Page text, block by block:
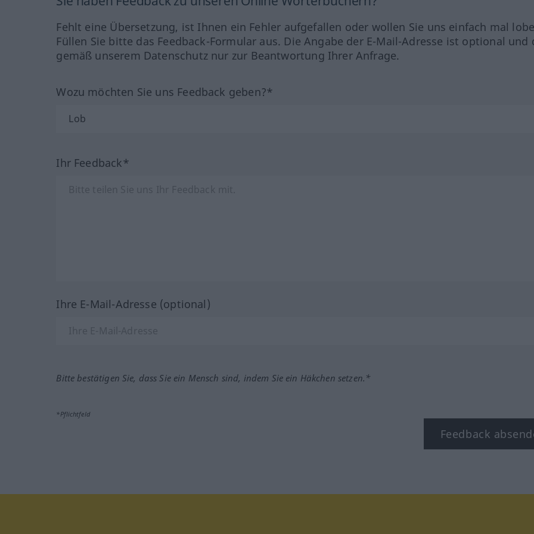
Fehlt eine Übersetzung, ist Ihnen ein Fehler aufgefallen oder wollen Sie uns einfach mal
Füllen Sie bitte das Feedback-Formular aus. Die Angabe der E-Mail-Adresse ist optional und
gemäß unserem Datenschutz nur zur Beantwortung Ihrer Anfrage.
Wozu möchten Sie uns Feedback geben?*
Ihr Feedback*
Ihre E-Mail-Adresse (optional)
Bitte bestätigen Sie, dass Sie ein Mensch sind, indem Sie ein Häkchen setzen.*
*Pflichtfeld
Feedback